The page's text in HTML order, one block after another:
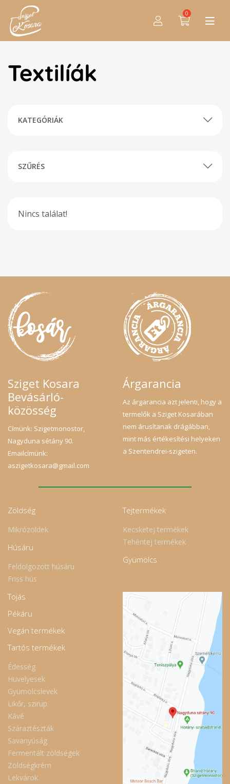
0
Textilíák
KATEGÓRIÁK
SZŰRÉS
Nincs találat!
Sziget Kosara
Bevásárló-
közösség
Címünk: Szigetmonostor,
Nagyduna sétány 90.
Emailcímünk:
aszigetkosara@gmail.com
Árgarancia
Az árgarancia azt jelenti, hogy a
termelők a Sziget Kosarában
nem árusítanak drágábban,
mint más értékesítési helyeken
a Szentendrei-szigeten.
Zöldség
Mikrózöldek
Húsáru
Feldolgozott húsáru
Friss hús
Tejtermékek
Kecsketej termékek
Tehéntej termékek
Gyümölcs
Tojás
Pékáru
Vegán termékek
Tartós termékek
Édesség
Hüvelyesek
Gyümölcslevek
Likőr, szirup
Kávé
Száraztészták
Savanyúság
Fermentált zöldségek
Zöldségkrém
Lekvárok